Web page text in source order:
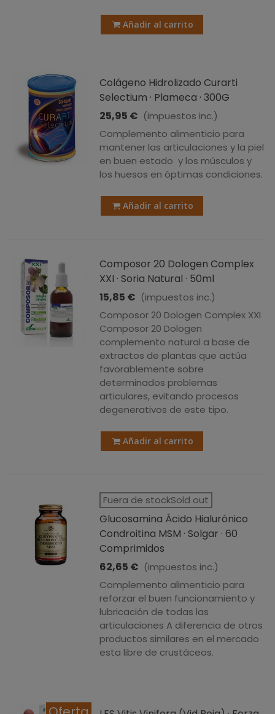
Añadir al carrito
Colágeno Hidrolizado Curarti
Selectium · Plameca · 300G
25,95 € (impuestos inc.)
Complemento alimenticio para
mantener las articulaciones y la piel
en buen estado y los músculos y
los huesos en óptimas condiciones.
Añadir al carrito
Composor 20 Dologen Complex
XXI · Soria Natural · 50ml
15,85 € (impuestos inc.)
Composor 20 Dologen Complex XXI
Composor 20 Dologen
complemento natural a base de
extractos de plantas que actúa
favorablemente sobre
determinados problemas
articulares, evitando procesos
degenerativos de este tipo.
Añadir al carrito
Fuera de stockSold out
Glucosamina Ácido Hialurónico
Condroitina MSM · Solgar · 60
Comprimidos
62,65 € (impuestos inc.)
Complemento alimenticio para
reforzar el buen funcionamiento y
lubricación de todas las
articulaciones A diferencia de otros
productos similares en el mercado
esta libre de crustáceos.